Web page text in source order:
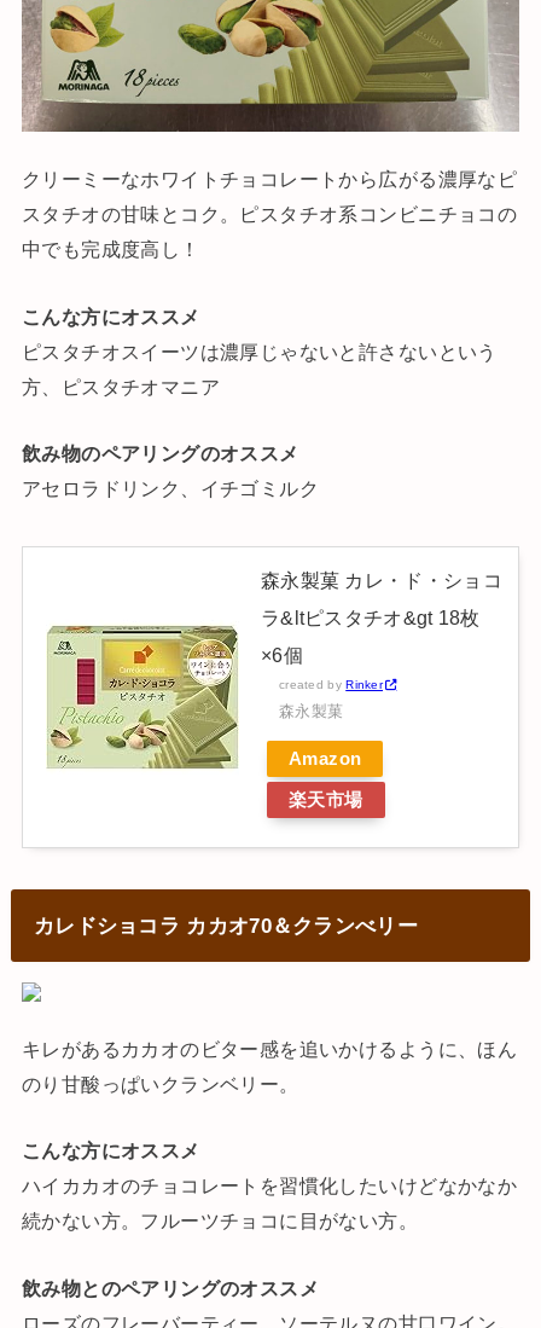
クリーミーなホワイトチョコレートから広がる濃厚なピ
スタチオの甘味とコク。ピスタチオ系コンビニチョコの
中でも完成度高し！
こんな方にオススメ
ピスタチオスイーツは濃厚じゃないと許さないという
方、ピスタチオマニア
飲み物のペアリングのオススメ
アセロラドリンク、イチゴミルク
森永製菓 カレ・ド・ショコ
ラ&ltピスタチオ&gt 18枚
×6個
created byRinker
森永製菓
Amazon
楽天市場
カレドショコラ カカオ70＆クランべリー
キレがあるカカオのビター感を追いかけるように、ほん
のり甘酸っぱいクランベリー。
こんな方にオススメ
ハイカカオのチョコレートを習慣化したいけどなかなか
続かない方。フルーツチョコに目がない方。
飲み物とのペアリングのオススメ
ローズのフレーバーティー、ソーテルヌの甘口ワイン。